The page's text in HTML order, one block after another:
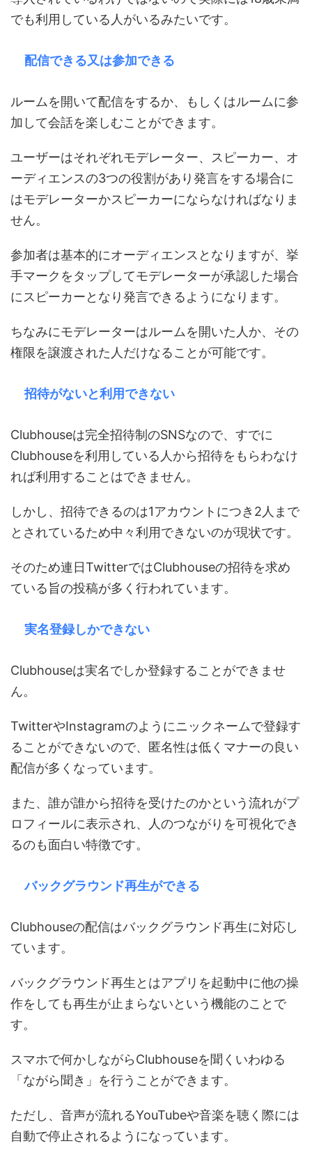
でも利用している人がいるみたいです。
配信できる又は参加できる
ルームを開いて配信をするか、もしくはルームに参
加して会話を楽しむことができます。
ユーザーはそれぞれモデレーター、スピーカー、オ
ーディエンスの3つの役割があり発言をする場合に
はモデレーターかスピーカーにならなければなりま
せん。
参加者は基本的にオーディエンスとなりますが、挙
手マークをタップしてモデレーターが承認した場合
にスピーカーとなり発言できるようになります。
ちなみにモデレーターはルームを開いた人か、その
権限を譲渡された人だけなることが可能です。
招待がないと利用できない
Clubhouseは完全招待制のSNSなので、すでに
Clubhouseを利用している人から招待をもらわなけ
れば利用することはできません。
しかし、招待できるのは1アカウントにつき2人まで
とされているため中々利用できないのが現状です。
そのため連日TwitterではClubhouseの招待を求め
ている旨の投稿が多く行われています。
実名登録しかできない
Clubhouseは実名でしか登録することができませ
ん。
TwitterやInstagramのようにニックネームで登録す
ることができないので、匿名性は低くマナーの良い
配信が多くなっています。
また、誰が誰から招待を受けたのかという流れがプ
ロフィールに表示され、人のつながりを可視化でき
るのも面白い特徴です。
バックグラウンド再生ができる
Clubhouseの配信はバックグラウンド再生に対応し
ています。
バックグラウンド再生とはアプリを起動中に他の操
作をしても再生が止まらないという機能のことで
す。
スマホで何かしながらClubhouseを聞くいわゆる
「ながら聞き」を行うことができます。
ただし、音声が流れるYouTubeや音楽を聴く際には
自動で停止されるようになっています。